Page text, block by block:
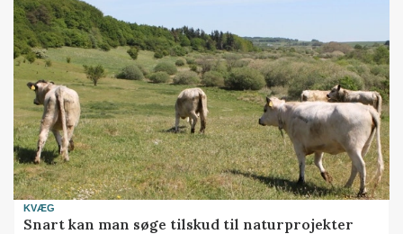
KVÆG
Snart kan man søge tilskud til naturprojekter